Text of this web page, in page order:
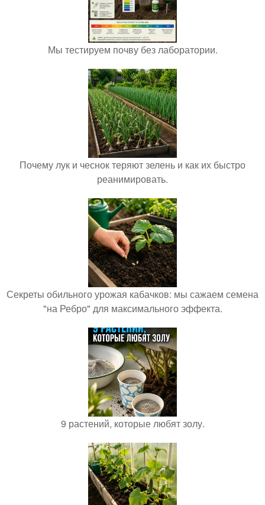
Мы тестируем почву без лаборатории.
Почему лук и чеснок теряют зелень и как их быстро
реанимировать.
Секреты обильного урожая кабачков: мы сажаем семена
"на Ребро" для максимального эффекта.
9 растений, которые любят золу.